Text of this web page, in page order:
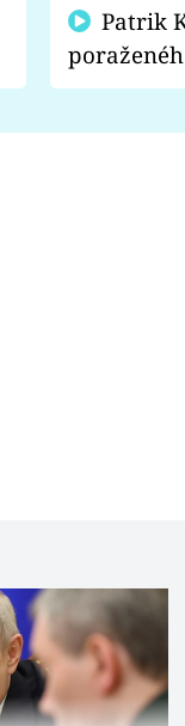
fanoušci